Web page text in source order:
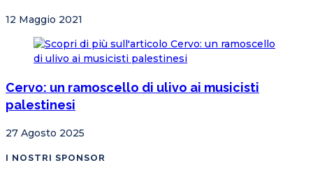
12 Maggio 2021
Cervo: un ramoscello di ulivo ai musicisti
palestinesi
27 Agosto 2025
I NOSTRI SPONSOR